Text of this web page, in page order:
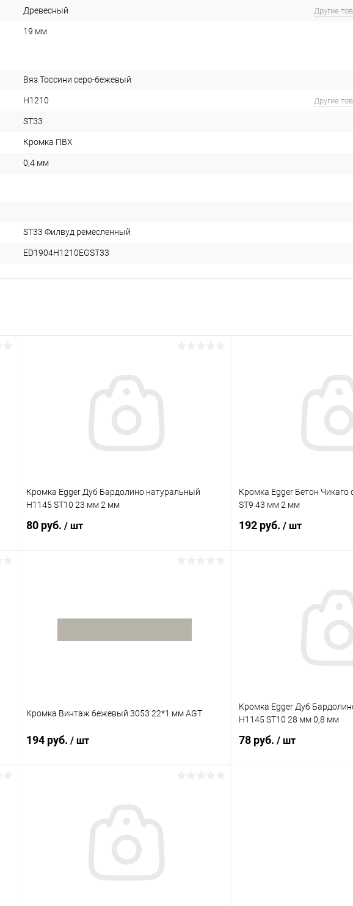
Древесный Другие
19 мм
Вяз Тоссини серо-бежевый
H1210 Другие
ST33
Кромка ПВХ
0,4 мм
ST33 Филвуд ремесленный
ED1904H1210EGST33
Кромка Egger Дуб Бардолино натуральный
H1145 ST10 23 мм 2 мм
80 руб. / шт
Кромка Egger Бетон Чикаго
ST9 43 мм 2 мм
192 руб. / шт
Кромка Винтаж бежевый 3053 22*1 мм AGT
194 руб. / шт
Кромка Egger Дуб
H1145 ST10 28 мм 0,8 мм
78 руб. / шт